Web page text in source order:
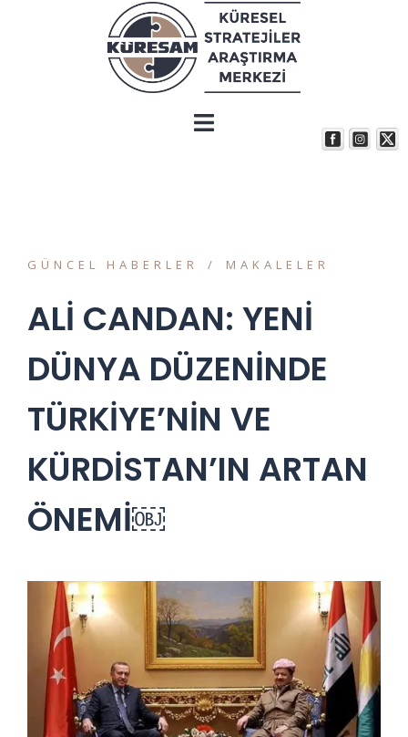
GÜNCEL HABERLER MAKALELER
ALİ CANDAN: YENİ
DÜNYA DÜZENİNDE
TÜRKİYE’NİN VE
KÜRDİSTAN’IN ARTAN
ÖNEMİ￼